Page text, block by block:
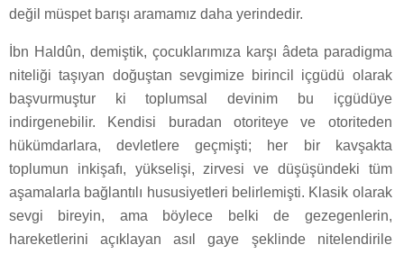
değil müspet barışı aramamız daha yerindedir.
İbn Haldûn, demiştik, çocuklarımıza karşı âdeta paradigma
niteliği taşıyan doğuştan sevgimize birincil içgüdü olarak
başvurmuştur ki toplumsal devinim bu içgüdüye
indirgenebilir. Kendisi buradan otoriteye ve otoriteden
hükümdarlara, devletlere geçmişti; her bir kavşakta
toplumun inkişafı, yükselişi, zirvesi ve düşüşündeki tüm
aşamalarla bağlantılı hususiyetleri belirlemişti. Klasik olarak
sevgi bireyin, ama böylece belki de gezegenlerin,
hareketlerini açıklayan asıl gaye şeklinde nitelendirile